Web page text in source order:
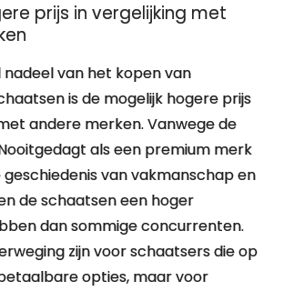
prijs in vergelijking met
van het kopen van
is de mogelijk hogere prijs
andere merken. Vanwege de
als een premium merk
van vakmanschap en
de schaatsen een hoger
dan sommige concurrenten.
zijn voor schaatsers die op
opties, maar voor